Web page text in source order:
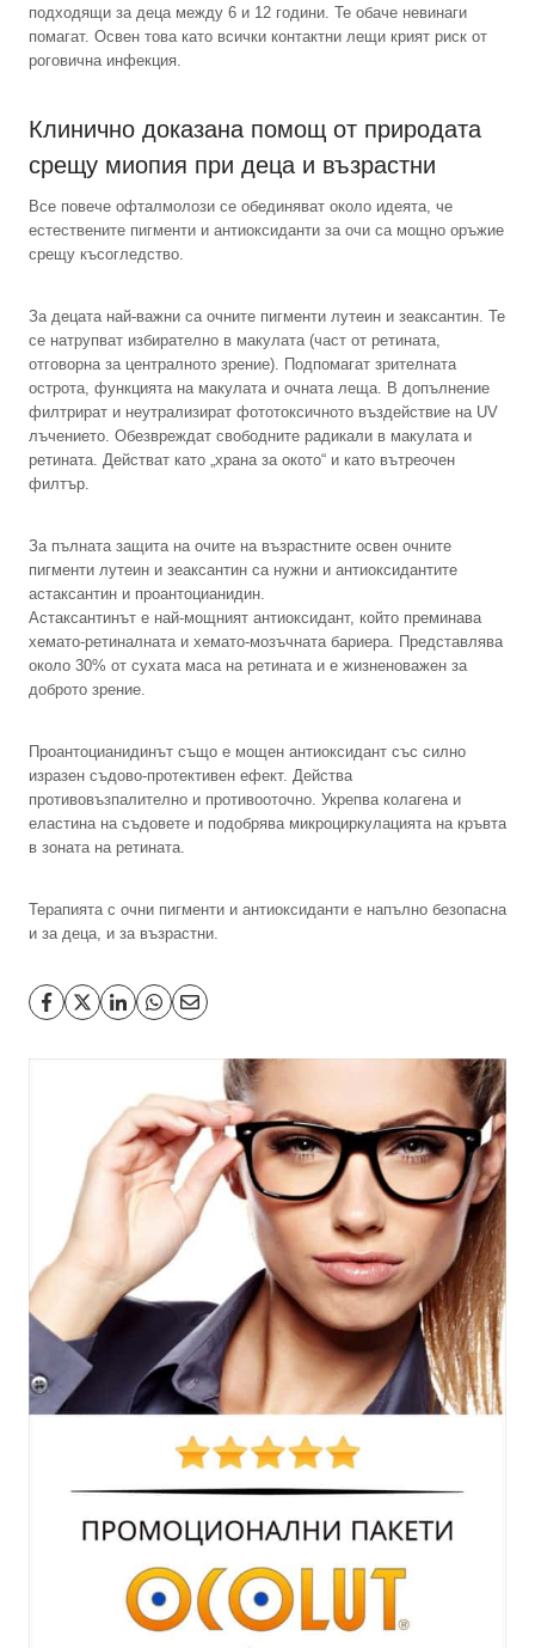
подходящи за деца между 6 и 12 години. Те обаче невинаги
помагат. Освен това като всички контактни лещи крият риск от
роговична инфекция.
Клинично доказана помощ от природата
срещу миопия при деца и възрастни
Все повече офталмолози се обединяват около идеята, че
естествените пигменти и антиоксиданти за очи са мощно оръжие
срещу късогледство.
За децата най-важни са очните пигменти лутеин и зеаксантин. Те
се натрупват избирателно в макулата (част от ретината,
отговорна за централното зрение). Подпомагат зрителната
острота, функцията на макулата и очната леща. В допълнение
филтрират и неутрализират фототоксичното въздействие на UV
лъчението. Обезвреждат свободните радикали в макулата и
ретината. Действат като „храна за окото“ и като вътреочен
филтър.
За пълната защита на очите на възрастните освен очните
пигменти лутеин и зеаксантин са нужни и антиоксидантите
астаксантин и проантоцианидин.
Астаксантинът е най-мощният антиоксидант, който преминава
хемато-ретиналната и хемато-мозъчната бариера. Представлява
около 30% от сухата маса на ретината и е жизненоважен за
доброто зрение.
Проантоцианидинът също е мощен антиоксидант със силно
изразен съдово-протективен ефект. Действа
противовъзпалително и противооточно. Укрепва колагена и
еластина на съдовете и подобрява микроциркулацията на кръвта
в зоната на ретината.
Терапията с очни пигменти и антиоксиданти е напълно безопасна
и за деца, и за възрастни.